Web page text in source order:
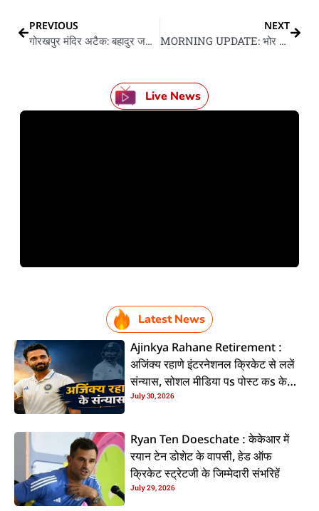
PREVIOUS
गोरखपुर मंदिर अटैक: बहादुर जवानन के 5-5 लाख रूपिया के इनाम
NEXT
MORNING UPDATE: भोर के 10 बड़ खबर
Live News
Latest News
Ajinkya Rahane Retirement :
अजिंक्य रहाणे इंटरनेशनल क्रिकेट से ललें
संन्यास, सोशल मीडिया पs पोस्ट कs के
कइलें एलान
July 30, 2026
Ryan Ten Doeschate : केकेआर में
रयान टेन डोशेट के वापसी, हेड ऑफ
क्रिकेट स्ट्रेटजी के जिम्मेदारी संभरिहें
July 29, 2026